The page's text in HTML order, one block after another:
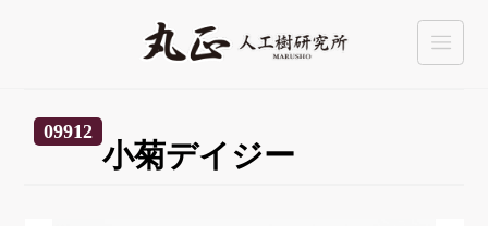
09912
小菊デイジー